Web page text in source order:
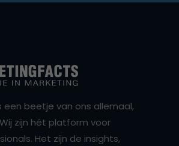
een beetje van ons allemaal,
zijn hét platform voor
Het zijn de insights,